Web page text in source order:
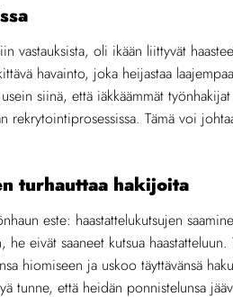
vastauksista, oli ikään liittyvät
havainto, joka heijastaa
siinä, että iäkkäämmät
Tämä voi
turhauttaa hakijoita
este: haastattelukutsujen
he eivät saaneet kutsua
hiomiseen ja uskoo täyttävänsä
tunne, että heidän ponnistelunsa